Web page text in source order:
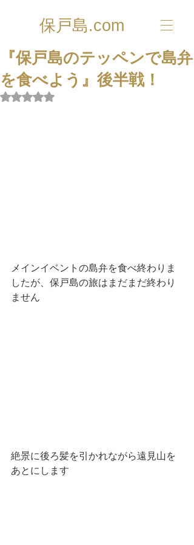
保戸島.com
『保戸島のテッペンで島弁
を食べよう』後半戦！
5つ星のうちNaNと評価されています。
メインイベントの島弁を食べ終わりま
したが、保戸島の旅はまだまだ終わり
ません
絶景に後ろ髪を引かれながら遠見山を
あとにします